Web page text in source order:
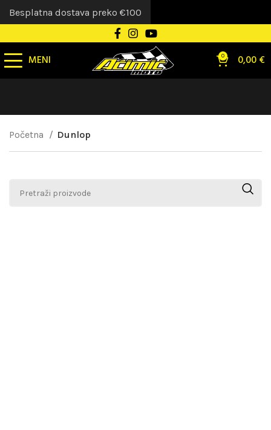
MENI 0 0,00€
Početna Dunlop
Besplatna dostava preko €100